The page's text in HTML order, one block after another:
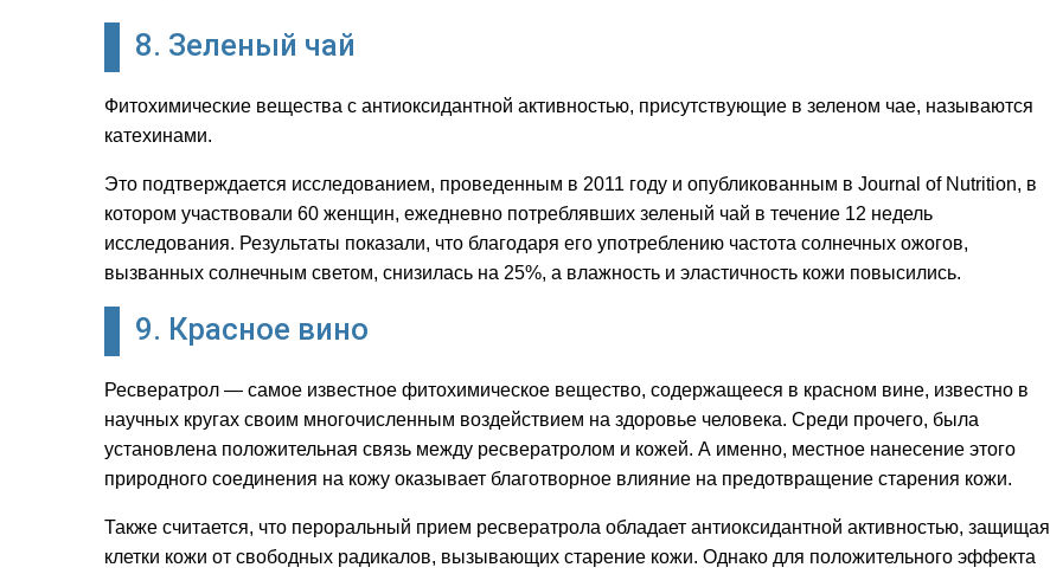
8. Зеленый чай
Фитохимические вещества с антиоксидантной активностью, присутствующие в зеленом чае, называются
катехинами.
Это подтверждается исследованием, проведенным в 2011 году и опубликованным в Journal of Nutrition, в
котором участвовали 60 женщин, ежедневно потреблявших зеленый чай в течение 12 недель
исследования. Результаты показали, что благодаря его употреблению частота солнечных ожогов,
вызванных солнечным светом, снизилась на 25%, а влажность и эластичность кожи повысились.
9. Красное вино
Ресвератрол — самое известное фитохимическое вещество, содержащееся в красном вине, известно в
научных кругах своим многочисленным воздействием на здоровье человека. Среди прочего, была
установлена положительная связь между ресвератролом и кожей. А именно, местное нанесение этого
природного соединения на кожу оказывает благотворное влияние на предотвращение старения кожи.
Также считается, что пероральный прием ресвератрола обладает антиоксидантной активностью, защищая
клетки кожи от свободных радикалов, вызывающих старение кожи. Однако для положительного эффекта